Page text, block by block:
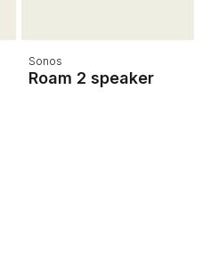
Sonos
Roam 2 speaker